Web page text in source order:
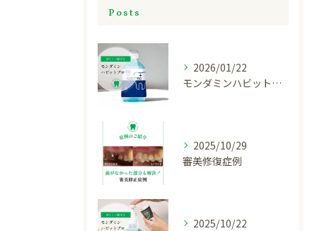
Posts
2026/01/22
モンダミンハビットプロについてご紹介
2025/10/29
審美修復症例
2025/10/22